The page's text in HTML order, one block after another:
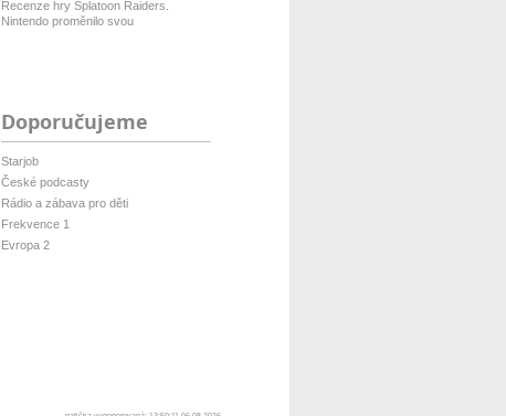
Recenze hry Splatoon Raiders.
Nintendo proměnilo svou
Doporučujeme
Starjob
České podcasty
Rádio a zábava pro děti
Frekvence 1
Evropa 2